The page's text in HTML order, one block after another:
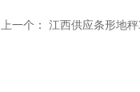
上一个： 江西供应条形地